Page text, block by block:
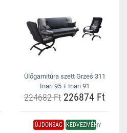
Ülőgarnitúra szett Grześ 311
Inari 95 + Inari 91
224682 Ft 226874 Ft
ÚJDONSÁG KEDVEZMÉNY